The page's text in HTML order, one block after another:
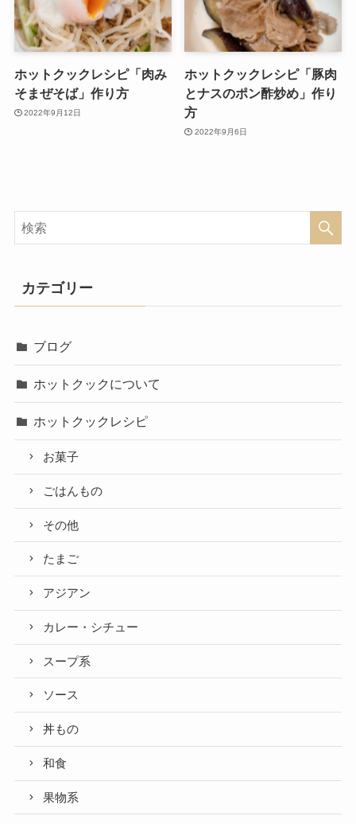
ホットクックレシピ「肉み
そまぜそば」作り方
2022年9月12日
ホットクックレシピ「豚肉
とナスのポン酢炒め」作り
方
2022年9月6日
カテゴリー
ブログ
ホットクックについて
ホットクックレシピ
お菓子
ごはんもの
その他
たまご
アジアン
カレー・シチュー
スープ系
ソース
丼もの
和食
果物系